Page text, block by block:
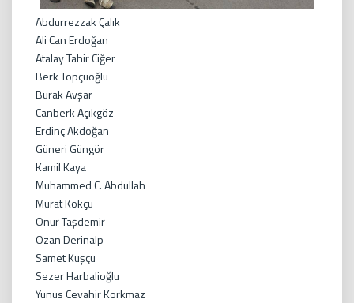
Abdurrezzak Çalık
Ali Can Erdoğan
Atalay Tahir Ciğer
Berk Topçuoğlu
Burak Avşar
Canberk Açıkgöz
Erdinç Akdoğan
Güneri Güngör
Kamil Kaya
Muhammed C. Abdullah
Murat Kökçü
Onur Taşdemir
Ozan Derinalp
Samet Kuşçu
Sezer Harbalioğlu
Yunus Cevahir Korkmaz